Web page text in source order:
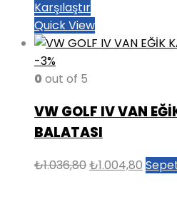
Karşılaştır
Quick View
-3%
0 out of 5
VW GOLF IV VAN
BALATASI
₺1.036,80Orijinal
₺1.004,80 Şu